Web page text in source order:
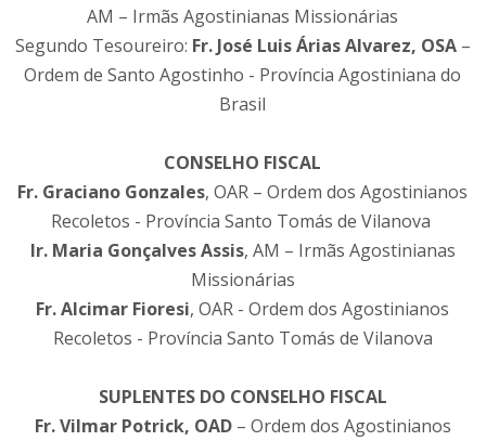
AM – Irmãs Agostinianas Missionárias
Segundo Tesoureiro: Fr. José Luis Árias Alvarez, OSA–
Ordem de Santo Agostinho - Província Agostiniana do
Brasil
CONSELHO FISCAL
Fr. Graciano Gonzales, OAR – Ordem dos Agostinianos
Recoletos - Província Santo Tomás de Vilanova
Ir. Maria Gonçalves Assis, AM – Irmãs Agostinianas
Missionárias
Fr. Alcimar Fioresi, OAR - Ordem dos Agostinianos
Recoletos - Província Santo Tomás de Vilanova
SUPLENTES DO CONSELHO FISCAL
Fr. Vilmar Potrick, OAD– Ordem dos Agostinianos